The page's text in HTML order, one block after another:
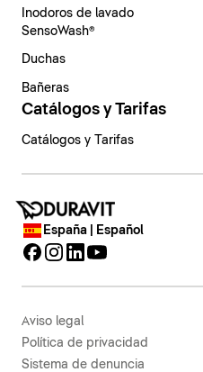
Inodoros de lavado
SensoWash®
Duchas
Bañeras
Catálogos y Tarifas
Catálogos y Tarifas
España | Español
Aviso legal
Política de privacidad
Sistema de denuncia